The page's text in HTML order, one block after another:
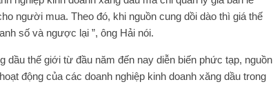
người mua. Theo đó, khi nguồn cung dồi dào thì giá thế
số và ngược lại ”, ông Hải nói.
dầu thế giới từ đầu năm đến nay diễn biến phức tạp, nguồn
động của các doanh nghiệp kinh doanh xăng dầu trong